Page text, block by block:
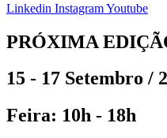
Linkedin InstagramYoutube
PRÓXIMA
15 - 17 Setembro /
Feira: 10h - 18h